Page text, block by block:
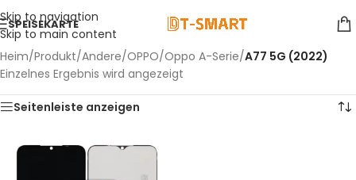
Skip to navigation
Skip to main content
SPEISEKARTE
Heim/Produkt/Andere/OPPO/Oppo A-Serie/A77 5G (2022)
Einzelnes Ergebnis wird angezeigt
Seitenleiste anzeigen